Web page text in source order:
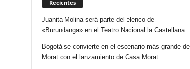
Recientes
Juanita Molina será parte del elenco de
«Burundanga» en el Teatro Nacional la Castellana
Bogotá se convierte en el escenario más grande de
Morat con el lanzamiento de Casa Morat